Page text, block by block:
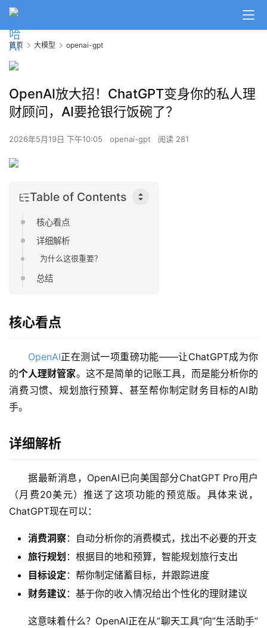
首页 大模型 openai-gpt
OpenAI放大招！ChatGPT变身你的私人理
财顾问，AI要抢银行饭碗了？
2026年5月19日 下午10:05 openai-gpt 阅读 281
Table of Contents
核心看点
详细解析
为什么这很重要？
总结
核心看点
OpenAI正在测试一项重磅功能——让ChatGPT成为你
的个人理财管家。这不是简单的记账工具，而是能分析你的
消费习惯、规划旅行预算、甚至帮你制定财务目标的AI助
手。
详细解析
据最新消息，OpenAI已向美国部分ChatGPT Pro用户
（月费20美元）推送了这项功能的预览版。具体来说，
ChatGPT现在可以：
消费洞察：自动分析你的消费模式，找出不必要的开支
旅行规划 ：根据目的地和预算，智能规划旅行支出
目标设定 ：帮你制定储蓄目标，并跟踪进度
财务建议 ：基于你的收入情况给出个性化的理财建议
这意味着什么？OpenAI正在从”聊天工具”向”生活助手”